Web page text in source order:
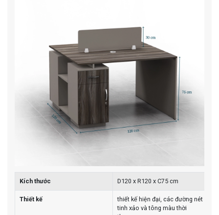
Kích thước D120 x R120 x C75 cm
Thiết kế
thiết kế hiện đại, các đường nét
tinh xảo và tông màu thời